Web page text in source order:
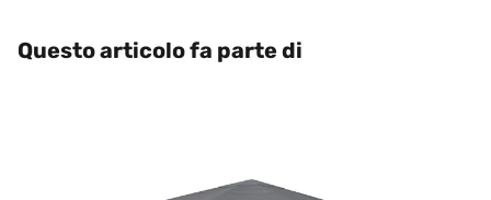
Questo articolo fa parte di